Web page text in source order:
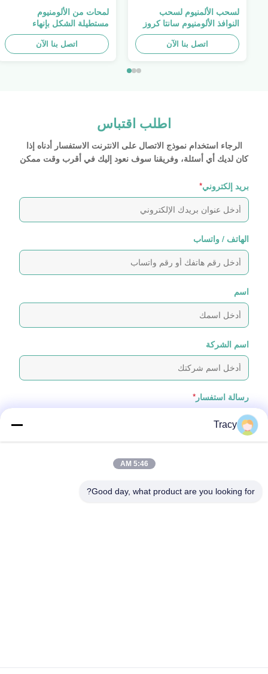
لسحب الألمنيوم لسحب
النوافذ الألومنيوم سانتا كروز
بوليفيا لمحات Alu
اتصل بنا الآن
لمحات من الألومنيوم
مستطيلة الشكل بإنهاء
الخشب 4040 ملف بثق
ألومنيوم
اتصل بنا الآن
اطلب اقتباس
الرجاء استخدام نموذج الاتصال على الانترنت الاستفسار أدناه إذا
كان لديك أي أسئلة، وفريقنا سوف نعود إليك في أقرب وقت ممكن
بريد إلكتروني*
الهاتف / واتساب
اسم
اسم الشركة
رسالة استفسار *
إرفاق الملفات
Tracy
5:46 AM
Good day, what product are you looking for?